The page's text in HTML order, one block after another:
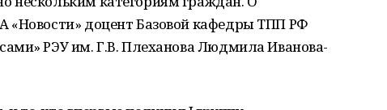
«Новости» доцент Базовой кафедры ТПП РФ
РЭУ им. Г.В. Плеханова Людмила Иванова-